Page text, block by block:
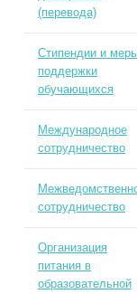
(перевода)
Стипендии и
поддержки
обучающихся
Международное
сотрудничество
сотрудничество
Организация
питания в
образовательной